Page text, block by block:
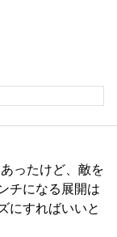
ったけど、敵を
チになる展開は
にすればいいと